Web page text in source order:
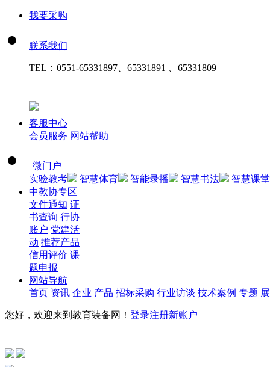
我要采购
联系我们
TEL： 0551-65331897、65331891 、65331809
客服中心
会员服务 网站帮助
微门户
实验教考
智慧体育 智能录播 智慧书法
智慧课堂
中教协专区
文件通知 证
书查询 行协
账户 党建活
动 推荐产品
信用评价 课
题申报
网站导航
首页 资讯 企业 产品 招标采购 行业访谈 技术案例 专题
您好，欢迎来到教育装备网！ 登录注册新账户